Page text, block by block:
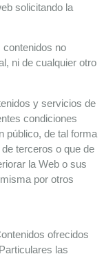
solicitando la
no
ni de cualquier otro
y servicios de
condiciones
público, de tal forma
terceros o que de
la Web o sus
por otros
ofrecidos
las